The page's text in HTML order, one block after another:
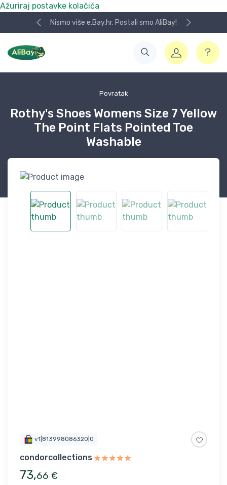
Ažuriraj postavke kolačića
Nismo više e.Bay.hr. Postali smo AliBay!
Povratak
Rothy's Shoes Womens Size 7 Yellow
The Point Flats Pointed Toe
Washable
v1|813998086320|0
condorcollections
73,66 €